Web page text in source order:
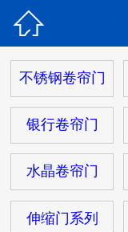

不锈钢卷帘门
银行卷帘门
水晶卷帘门
伸缩门系列